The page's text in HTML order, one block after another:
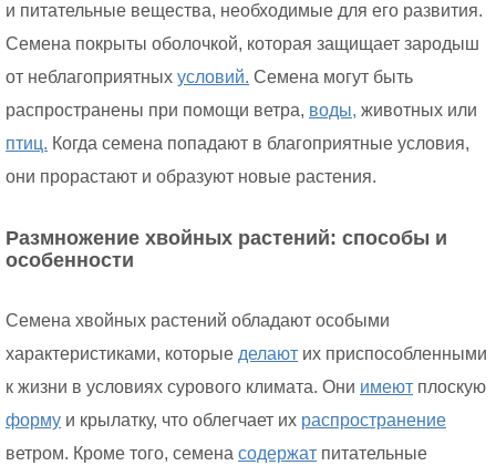
и питательные вещества, необходимые для его развития.
Семена покрыты оболочкой, которая защищает зародыш
от неблагоприятных условий. Семена могут быть
распространены при помощи ветра, воды, животных или
птиц. Когда семена попадают в благоприятные условия,
они прорастают и образуют новые растения.
Размножение хвойных растений: способы и
особенности
Семена хвойных растений обладают особыми
характеристиками, которые делают их приспособленными
к жизни в условиях сурового климата. Они имеют плоскую
форму и крылатку, что облегчает их распространение
ветром. Кроме того, семена содержат питательные